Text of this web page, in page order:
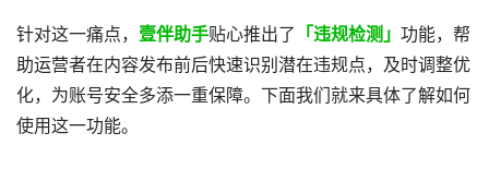
针对这一痛点， 壹伴助手贴心推出了 「违规检测」 功能，帮
助运营者在内容发布前后快速识别潜在违规点，及时调整优
化，为账号安全多添一重保障。下面我们就来具体了解如何
使用这一功能。